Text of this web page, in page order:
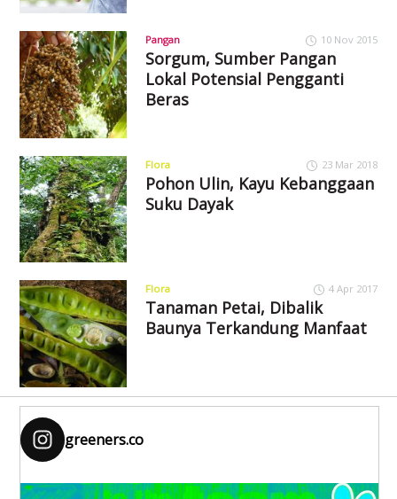
Pangan 10 Nov 2015
Sorgum, Sumber Pangan
Lokal Potensial Pengganti
Beras
Flora 23 Mar 2018
Pohon Ulin, Kayu Kebanggaan
Suku Dayak
Flora 4 Apr 2017
Tanaman Petai, Dibalik
Baunya Terkandung Manfaat
greeners.co